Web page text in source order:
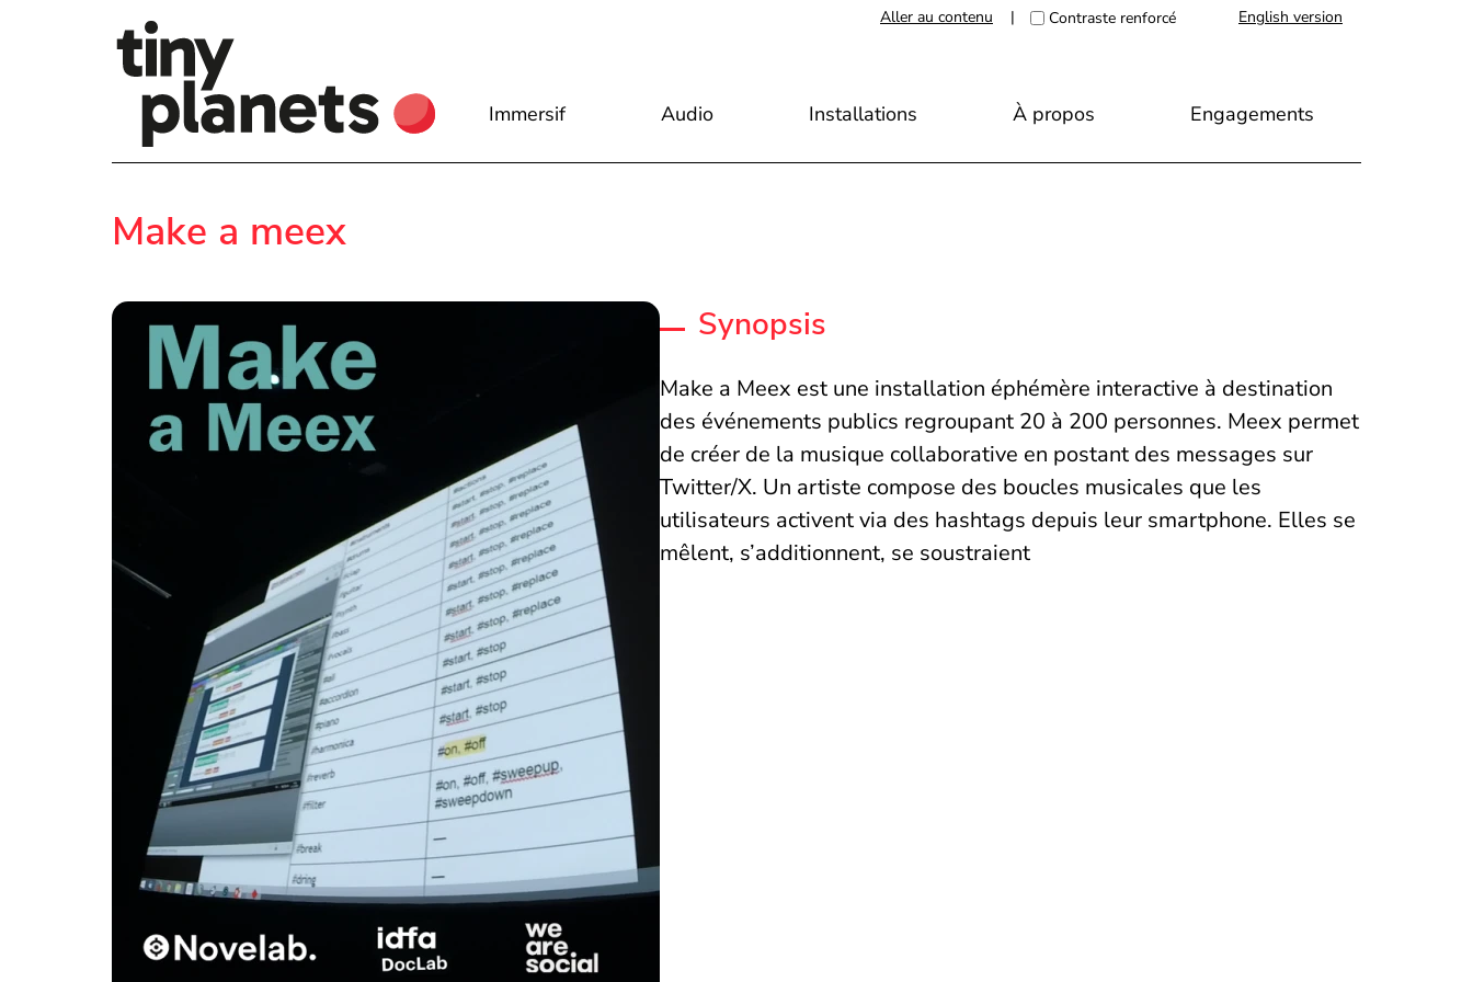
Aller au contenu | Contraste renforcé English version
Immersif Audio Installations À propos Engagements
Make a meex
Synopsis
Make a Meex est une installation éphémère interactive à destination
des événements publics regroupant 20 à 200 personnes. Meex permet
de créer de la musique collaborative en postant des messages sur
Twitter/X. Un artiste compose des boucles musicales que les
utilisateurs activent via des hashtags depuis leur smartphone. Elles se
mêlent, s’additionnent, se soustraient